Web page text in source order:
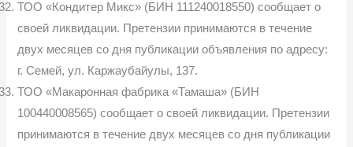
ТОО «Кондитер Микс» (БИН 111240018550) сообщает о
своей ликвидации. Претензии принимаются в течение
двух месяцев со дня публикации объявления по адресу:
г. Семей, ул. Каржаубайулы, 137.
ТОО «Макаронная фабрика «Тамаша» (БИН
100440008565) сообщает о своей ликвидации. Претензии
принимаются в течение двух месяцев со дня публикации